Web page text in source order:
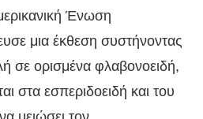
Ένωση
μια έκθεση συστήνοντας
σε ορισμένα φλαβονοειδή,
στα εσπεριδοειδή και του